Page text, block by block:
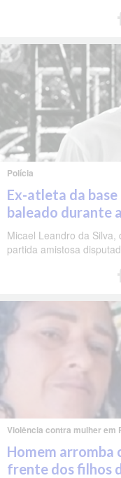
Polícia
Ex-atleta da
baleado durante
Micael Leandro da
partida amistosa
Violência contra mulher em
Homem arromba
frente dos filhos